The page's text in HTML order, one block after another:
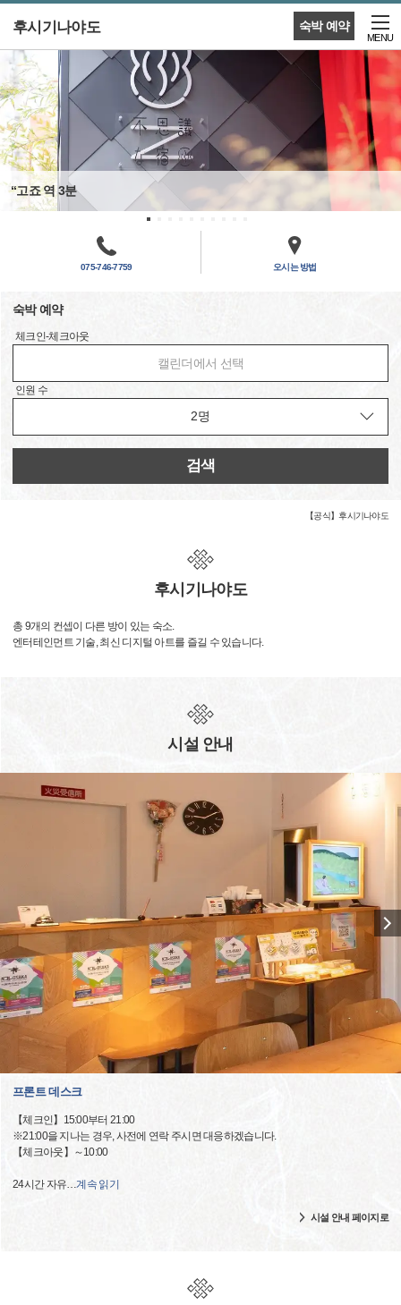
숙박 예약
후시기나야도
MENU
“고죠 역 3분
075-746-7759 오시는 방법
숙박 예약
체크인-체크아웃
캘린더에서 선택
인원 수
검색
【공식】후시기나야도
후시기나야도
총 9개의 컨셉이 다른 방이 있는 숙소.
엔터테인먼트 기술, 최신 디지털 아트를 즐길 수 있습니다.
시설 안내
프론트 데스크
【체크인】15:00부터 21:00
※21:00을 지나는 경우, 사전에 연락 주시면 대응하겠습니다.
【체크아웃】～10:00
24시간 자유…계속 읽기
시설 안내 페이지로